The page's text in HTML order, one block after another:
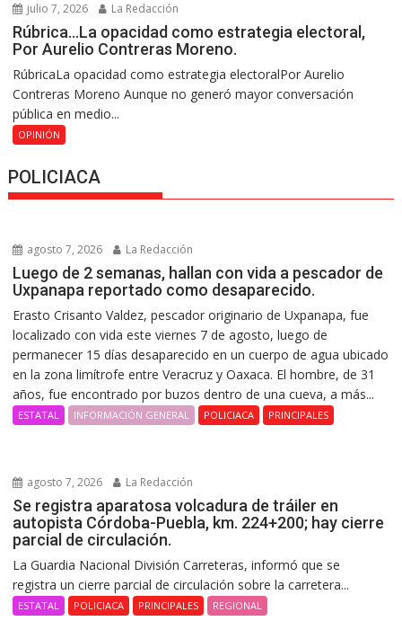
julio 7, 2026 La Redacción
Rúbrica…La opacidad como estrategia electoral,
Por Aurelio Contreras Moreno.
RúbricaLa opacidad como estrategia electoralPor Aurelio
Contreras Moreno Aunque no generó mayor conversación
pública en medio...
OPINIÓN
POLICIACA
agosto 7, 2026 La Redacción
Luego de 2 semanas, hallan con vida a pescador de
Uxpanapa reportado como desaparecido.
Erasto Crisanto Valdez, pescador originario de Uxpanapa, fue
localizado con vida este viernes 7 de agosto, luego de
permanecer 15 días desaparecido en un cuerpo de agua ubicado
en la zona limítrofe entre Veracruz y Oaxaca. El hombre, de 31
años, fue encontrado por buzos dentro de una cueva, a más...
ESTATAL INFORMACIÓN GENERAL POLICIACA PRINCIPALES
agosto 7, 2026 La Redacción
Se registra aparatosa volcadura de tráiler en
autopista Córdoba-Puebla, km. 224+200; hay cierre
parcial de circulación.
La Guardia Nacional División Carreteras, informó que se
registra un cierre parcial de circulación sobre la carretera...
ESTATAL POLICIACA PRINCIPALES REGIONAL